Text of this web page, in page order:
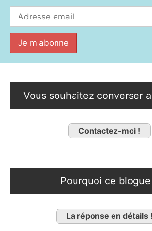
Vous souhaitez converser
Contactez-moi !
Pourquoi ce blogue
La réponse en détails !